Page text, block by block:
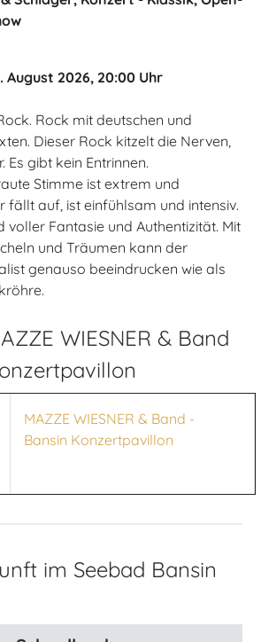
August 2026, 20:00 Uhr
Rock mit deutschen und
Dieser Rock kitzelt die Nerven,
Es gibt kein Entrinnen.
Stimme ist extrem und
fällt auf, ist einfühlsam und intensiv.
voller Fantasie und Authentizität. Mit
und Träumen kann der
genauso beeindrucken wie als
WIESNER & Band
MAZZE WIESNER & Band -
Bansin Konzertpavillon
im Seebad Bansin